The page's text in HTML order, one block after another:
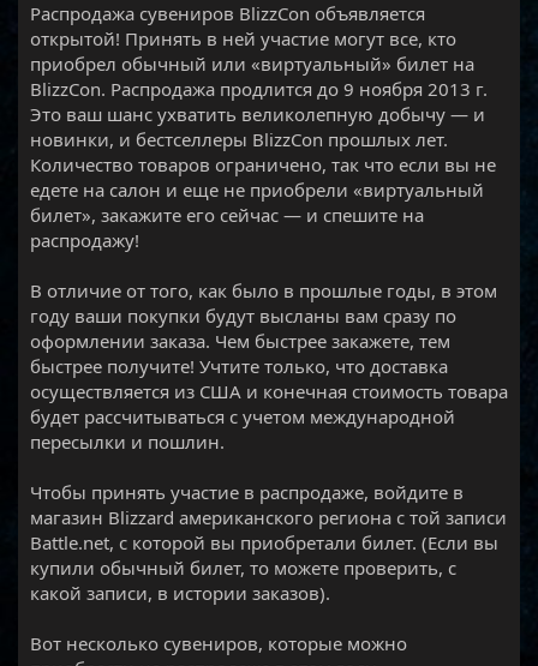
Распродажа сувениров BlizzCon объявляется
открытой! Принять в ней участие могут все, кто
приобрел обычный или «виртуальный» билет на
BlizzCon. Распродажа продлится до 9 ноября 2013 г.
Это ваш шанс ухватить великолепную добычу — и
новинки, и бестселлеры BlizzCon прошлых лет.
Количество товаров ограничено, так что если вы не
едете на салон и еще не приобрели «виртуальный
билет», закажите его сейчас — и спешите на
распродажу!
В отличие от того, как было в прошлые годы, в этом
году ваши покупки будут высланы вам сразу по
оформлении заказа. Чем быстрее закажете, тем
быстрее получите! Учтите только, что доставка
осуществляется из США и конечная стоимость товара
будет рассчитываться с учетом международной
пересылки и пошлин.
Чтобы принять участие в распродаже, войдите в
магазин Blizzard американского региона с той записи
Battle.net, с которой вы приобретали билет. (Если вы
купили обычный билет, то можете проверить, с
какой записи, в истории заказов).
Вот несколько сувениров, которые можно